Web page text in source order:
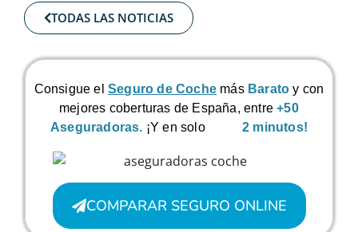
TODAS LAS NOTICIAS
Consigue el Seguro de Coche más Barato y con
mejores coberturas de España, entre+50
Aseguradoras. ¡Y en solo 2 minutos!
COMPARAR SEGURO ONLINE